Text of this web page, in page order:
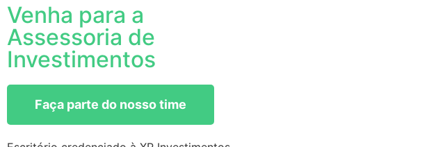
Venha para a
Assessoria de
Investimentos
Faça parte do nosso time